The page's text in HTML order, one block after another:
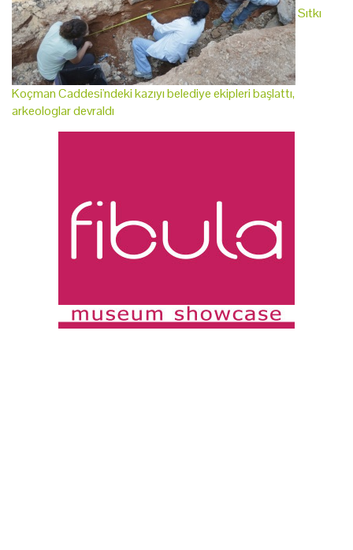
Sıtkı
Koçman Caddesi'ndeki kazıyı belediye ekipleri başlattı,
arkeologlar devraldı